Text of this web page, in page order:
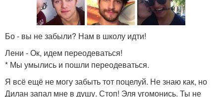
Бо - вы не забыли? Нам в школу идти!
Лени - Ок, идем переодеваться!
* Мы умылись и пошли переодеваться.
Я всё ещё не могу забыть тот поцелуй. Не знаю как, но
Дилан запал мне в душу. Стоп! Эля угомонись. Ты не